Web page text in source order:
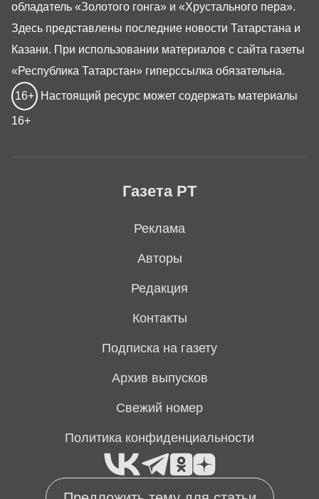
Газета РТ
Реклама
Авторы
Редакция
Контакты
Подписка на газету
Архив выпусков
Свежий номер
Политика конфиденциальности
обладатель «Золотого гонга» и «Хрустального пера».
Здесь представлены последние новости Татарстана и
Казани. При использовании материалов с сайта газеты
«Республика Татарстан» гиперссылка обязательна.
16+ Настоящий ресурс может содержать материалы
16+